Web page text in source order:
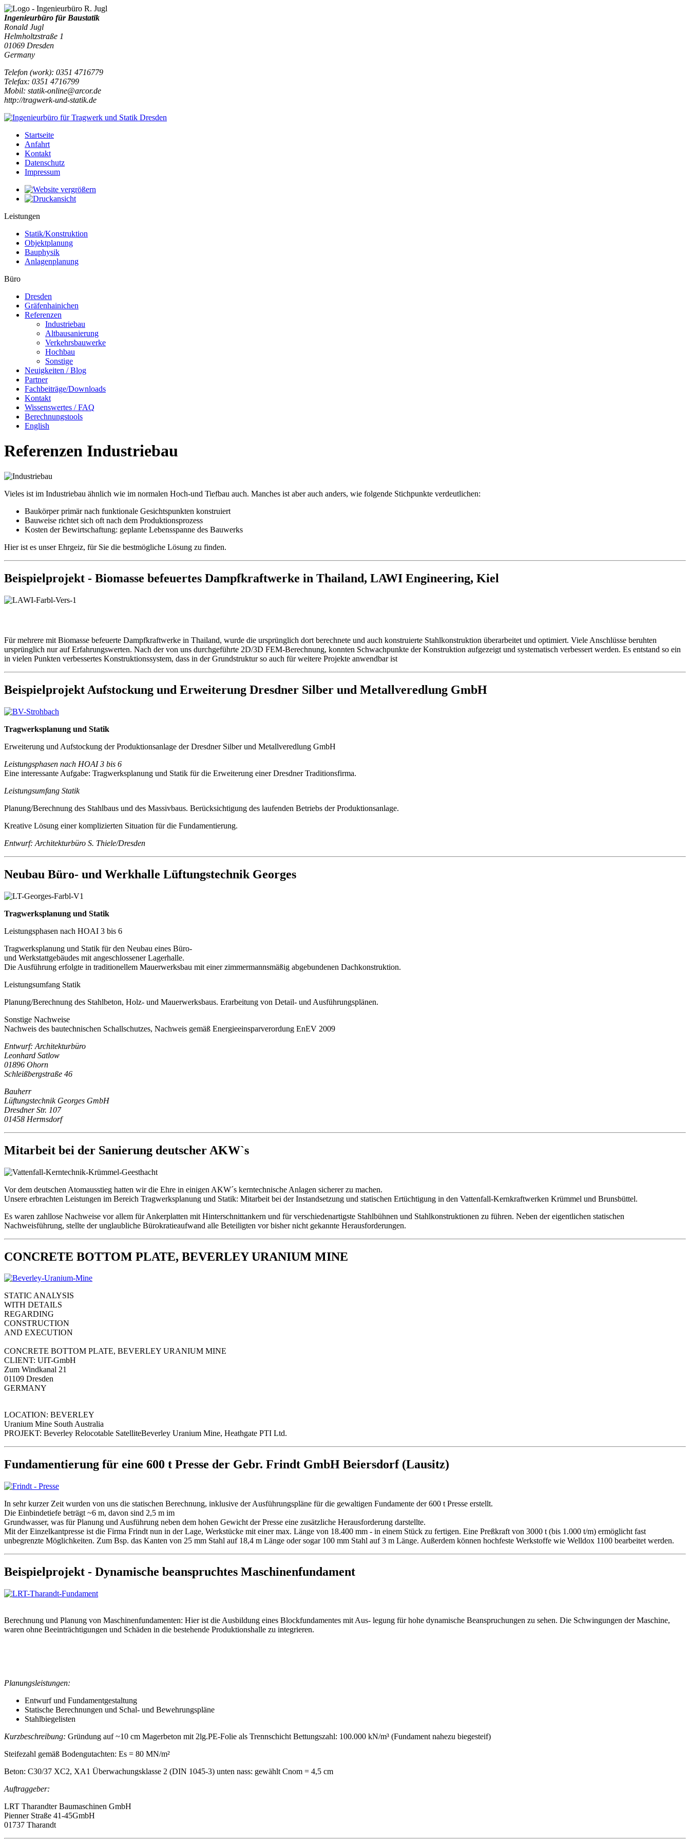
Ingenieurbüro für Baustatik
Ronald Jugl
Helmholtzstraße 1
01069 Dresden
Germany
Telefon (work): 0351 4716779
Telefax: 0351 4716799
Mobil: statik-online@arcor.de
http://tragwerk-und-statik.de
Startseite
Anfahrt
Kontakt
Datenschutz
Impressum
Leistungen
Statik/Konstruktion
Objektplanung
Bauphysik
Anlagenplanung
Büro
Dresden
Gräfenhainichen
Referenzen
Industriebau
Altbausanierung
Verkehrsbauwerke
Hochbau
Sonstige
Neuigkeiten / Blog
Partner
Fachbeiträge/Downloads
Kontakt
Wissenswertes / FAQ
Berechnungstools
English
Referenzen Industriebau
Vieles ist im Industriebau ähnlich wie im normalen Hoch-und Tiefbau auch. Manches ist aber auch anders, wie folgende Stichpunkte verdeutlichen:
Baukörper primär nach funktionale Gesichtspunkten konstruiert
Bauweise richtet sich oft nach dem Produktionsprozess
Kosten der Bewirtschaftung: geplante Lebensspanne des Bauwerks
Hier ist es unser Ehrgeiz, für Sie die bestmögliche Lösung zu finden.
Beispielprojekt - Biomasse befeuertes Dampfkraftwerke in Thailand, LAWI Engineering, Kiel
Für mehrere mit Biomasse befeuerte Dampfkraftwerke in Thailand, wurde die ursprünglich dort berechnete und auch konstruierte Stahlkonstruktion überarbeitet und optimiert. Viele Anschlüsse beruhten
ursprünglich nur auf Erfahrungswerten. Nach der von uns durchgeführte 2D/3D FEM-Berechnung, konnten Schwachpunkte der Konstruktion aufgezeigt und systematisch verbessert werden. Es entstand so ein
in vielen Punkten verbessertes Konstruktionssystem, dass in der Grundstruktur so auch für weitere Projekte anwendbar ist
Beispielprojekt Aufstockung und Erweiterung Dresdner Silber und Metallveredlung GmbH
Tragwerksplanung und Statik
Erweiterung und Aufstockung der Produktionsanlage der Dresdner Silber und Metallveredlung GmbH
Leistungsphasen nach HOAI 3 bis 6
Eine interessante Aufgabe: Tragwerksplanung und Statik für die Erweiterung einer Dresdner Traditionsfirma.
Leistungsumfang Statik
Planung/Berechnung des Stahlbaus und des Massivbaus. Berücksichtigung des laufenden Betriebs der Produktionsanlage.
Kreative Lösung einer komplizierten Situation für die Fundamentierung.
Entwurf: Architekturbüro S. Thiele/Dresden
Neubau Büro- und Werkhalle Lüftungstechnik Georges
Tragwerksplanung und Statik
Leistungsphasen nach HOAI 3 bis 6
Tragwerksplanung und Statik für den Neubau eines Büro-
und Werkstattgebäudes mit angeschlossener Lagerhalle.
Die Ausführung erfolgte in traditionellem Mauerwerksbau mit einer zimmermannsmäßig abgebundenen Dachkonstruktion.
Leistungsumfang Statik
Planung/Berechnung des Stahlbeton, Holz- und Mauerwerksbaus. Erarbeitung von Detail- und Ausführungsplänen.
Sonstige Nachweise
Nachweis des bautechnischen Schallschutzes, Nachweis gemäß Energieeinsparverordung EnEV 2009
Entwurf: Architekturbüro
Leonhard Satlow
01896 Ohorn
Schleißbergstraße 46
Bauherr
Lüftungstechnik Georges GmbH
Dresdner Str. 107
01458 Hermsdorf
Mitarbeit bei der Sanierung deutscher AKW`s
Vor dem deutschen Atomausstieg hatten wir die Ehre in einigen AKW´s kerntechnische Anlagen sicherer zu machen.
Unsere erbrachten Leistungen im Bereich Tragwerksplanung und Statik: Mitarbeit bei der Instandsetzung und statischen Ertüchtigung in den Vattenfall-Kernkraftwerken Krümmel und Brunsbüttel.
Es waren zahllose Nachweise vor allem für Ankerplatten mit Hinterschnittankern und für verschiedenartigste Stahlbühnen und Stahlkonstruktionen zu führen. Neben der eigentlichen statischen
Nachweisführung, stellte der unglaubliche Bürokratieaufwand alle Beteiligten vor bisher nicht gekannte Herausforderungen.
CONCRETE BOTTOM PLATE, BEVERLEY URANIUM MINE
STATIC ANALYSIS
WITH DETAILS
REGARDING
CONSTRUCTION
AND EXECUTION
CONCRETE BOTTOM PLATE, BEVERLEY URANIUM MINE
CLIENT: UIT-GmbH
Zum Windkanal 21
01109 Dresden
GERMANY
LOCATION: BEVERLEY
Uranium Mine South Australia
PROJEKT: Beverley Relocotable SatelliteBeverley Uranium Mine, Heathgate PTI Ltd.
Fundamentierung für eine 600 t Presse der Gebr. Frindt GmbH Beiersdorf (Lausitz)
In sehr kurzer Zeit wurden von uns die statischen Berechnung, inklusive der Ausführungspläne für die gewaltigen Fundamente der 600 t Presse erstellt.
Die Einbindetiefe beträgt ~6 m, davon sind 2,5 m im
Grundwasser, was für Planung und Ausführung neben dem hohen Gewicht der Presse eine zusätzliche Herausforderung darstellte.
Mit der Einzelkantpresse ist die Firma Frindt nun in der Lage, Werkstücke mit einer max. Länge von 18.400 mm - in einem Stück zu fertigen. Eine Preßkraft von 3000 t (bis 1.000 t/m) ermöglicht fast
unbegrenzte Möglichkeiten. Zum Bsp. das Kanten von 25 mm Stahl auf 18,4 m Länge oder sogar 100 mm Stahl auf 3 m Länge. Außerdem können hochfeste Werkstoffe wie Welldox 1100 bearbeitet werden.
Beispielprojekt - Dynamische beanspruchtes Maschinenfundament
Berechnung und Planung von Maschinenfundamenten: Hier ist die Ausbildung eines Blockfundamentes mit Aus- legung für hohe dynamische Beanspruchungen zu sehen. Die Schwingungen der Maschine,
waren ohne Beeinträchtigungen und Schäden in die bestehende Produktionshalle zu integrieren.
Planungsleistungen:
Entwurf und Fundamentgestaltung
Statische Berechnungen und Schal- und Bewehrungspläne
Stahlbiegelisten
Kurzbeschreibung: Gründung auf ~10 cm Magerbeton mit 2lg.PE-Folie als Trennschicht Bettungszahl: 100.000 kN/m³ (Fundament nahezu biegesteif)
Steifezahl gemäß Bodengutachten: Es = 80 MN/m²
Beton: C30/37 XC2, XA1 Überwachungsklasse 2 (DIN 1045-3) unten nass: gewählt Cnom = 4,5 cm
Auftraggeber:
LRT Tharandter Baumaschinen GmbH
Pienner Straße 41-45GmbH
01737 Tharandt